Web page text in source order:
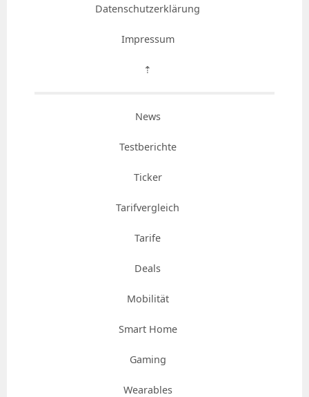
Datenschutzerklärung
Impressum
⇡
News
Testberichte
Ticker
Tarifvergleich
Tarife
Deals
Mobilität
Smart Home
Gaming
Wearables